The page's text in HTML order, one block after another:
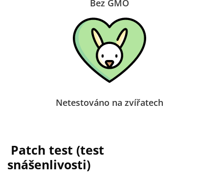
Bez GMO
Netestováno na zvířatech
Patch test (test
snášenlivosti)